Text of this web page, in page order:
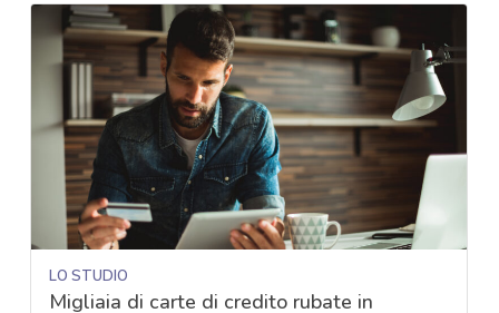
LO STUDIO
Migliaia di carte di credito rubate in